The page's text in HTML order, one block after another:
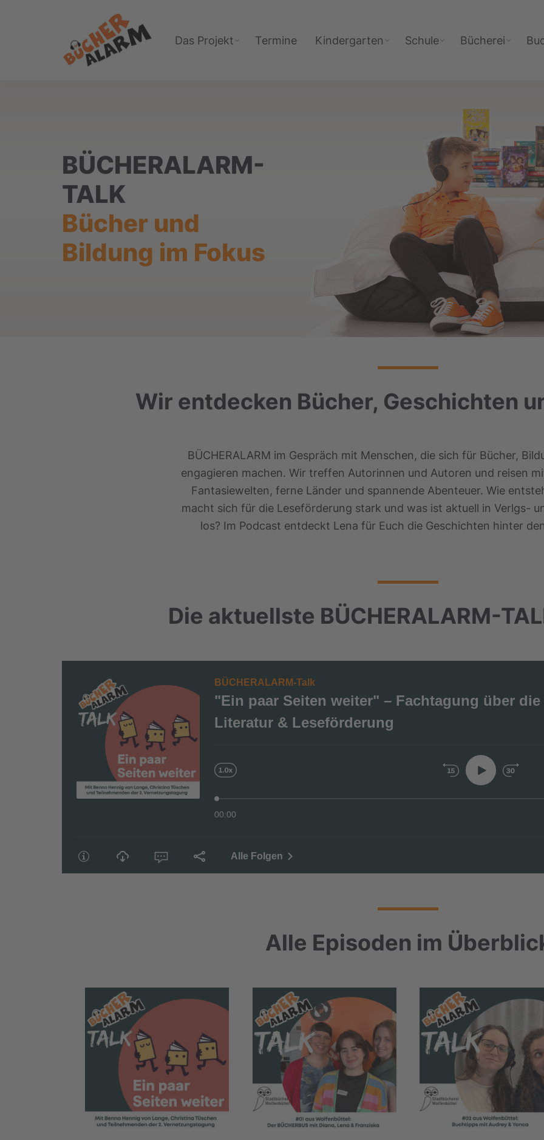
Das Projekt Termine Kindergarten Schule Bücherei
BÜCHERALARM-
TALK
Bücher und
Bildung im Fokus
Wir entdecken Bücher, Geschichten
BÜCHERALARM im Gespräch mit Menschen, die sich für Bücher,
engagieren machen. Wir treffen Autorinnen und Autoren und reisen
Fantasiewelten, ferne Länder und spannende Abenteuer. Wie
macht sich für die Leseförderung stark und was ist aktuell in Verlgs-
los? Im Podcast entdeckt Lena für Euch die Geschichten hinter
Die aktuellste BÜCHERALARM-
Alle Episoden im